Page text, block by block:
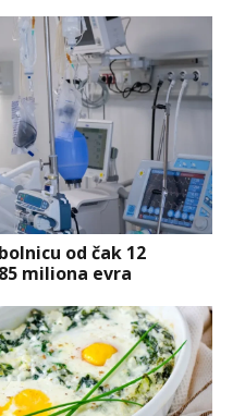
od čak 12
miliona evra